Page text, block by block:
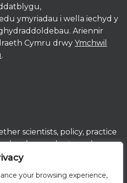
your browsing experience,
ymyriadau i wella iechyd y
Ariennir
Cymru drwy Ymchwil
.
scientists, policy, practice
develop, evaluate and
to improve population
throughHealth and